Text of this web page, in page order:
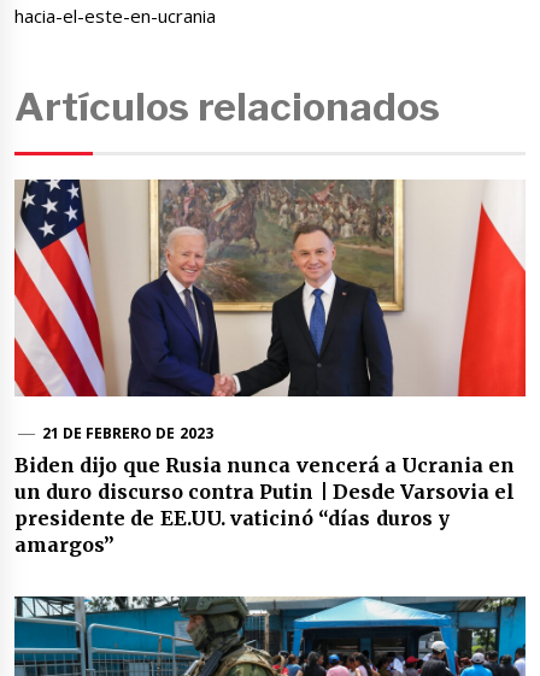
hacia-el-este-en-ucrania
Artículos relacionados
21 DE FEBRERO DE 2023
Biden dijo que Rusia nunca vencerá a Ucrania en
un duro discurso contra Putin | Desde Varsovia el
presidente de EE.UU. vaticinó “días duros y
amargos”